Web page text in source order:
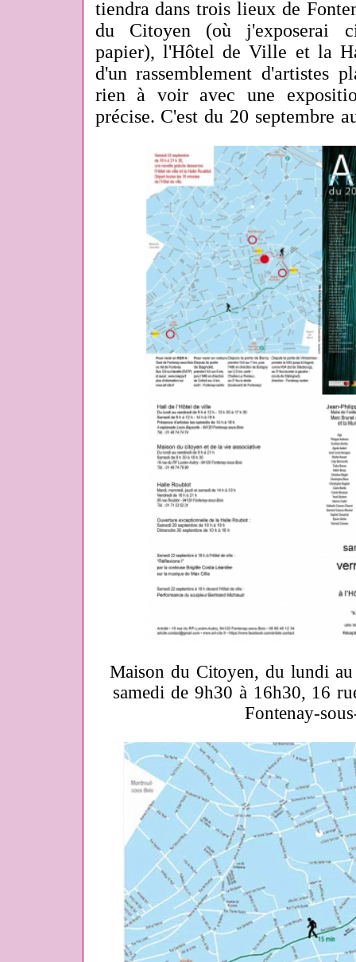
tiendra dans trois lieux de
du Citoyen (où j'exposerai
papier), l'Hôtel de Ville et la
d'un rassemblement d'artistes
rien à voir avec une
précise. C'est du 20 septembre
Maison du Citoyen, du lundi
samedi de 9h30 à 16h30, 16
Fontenay-